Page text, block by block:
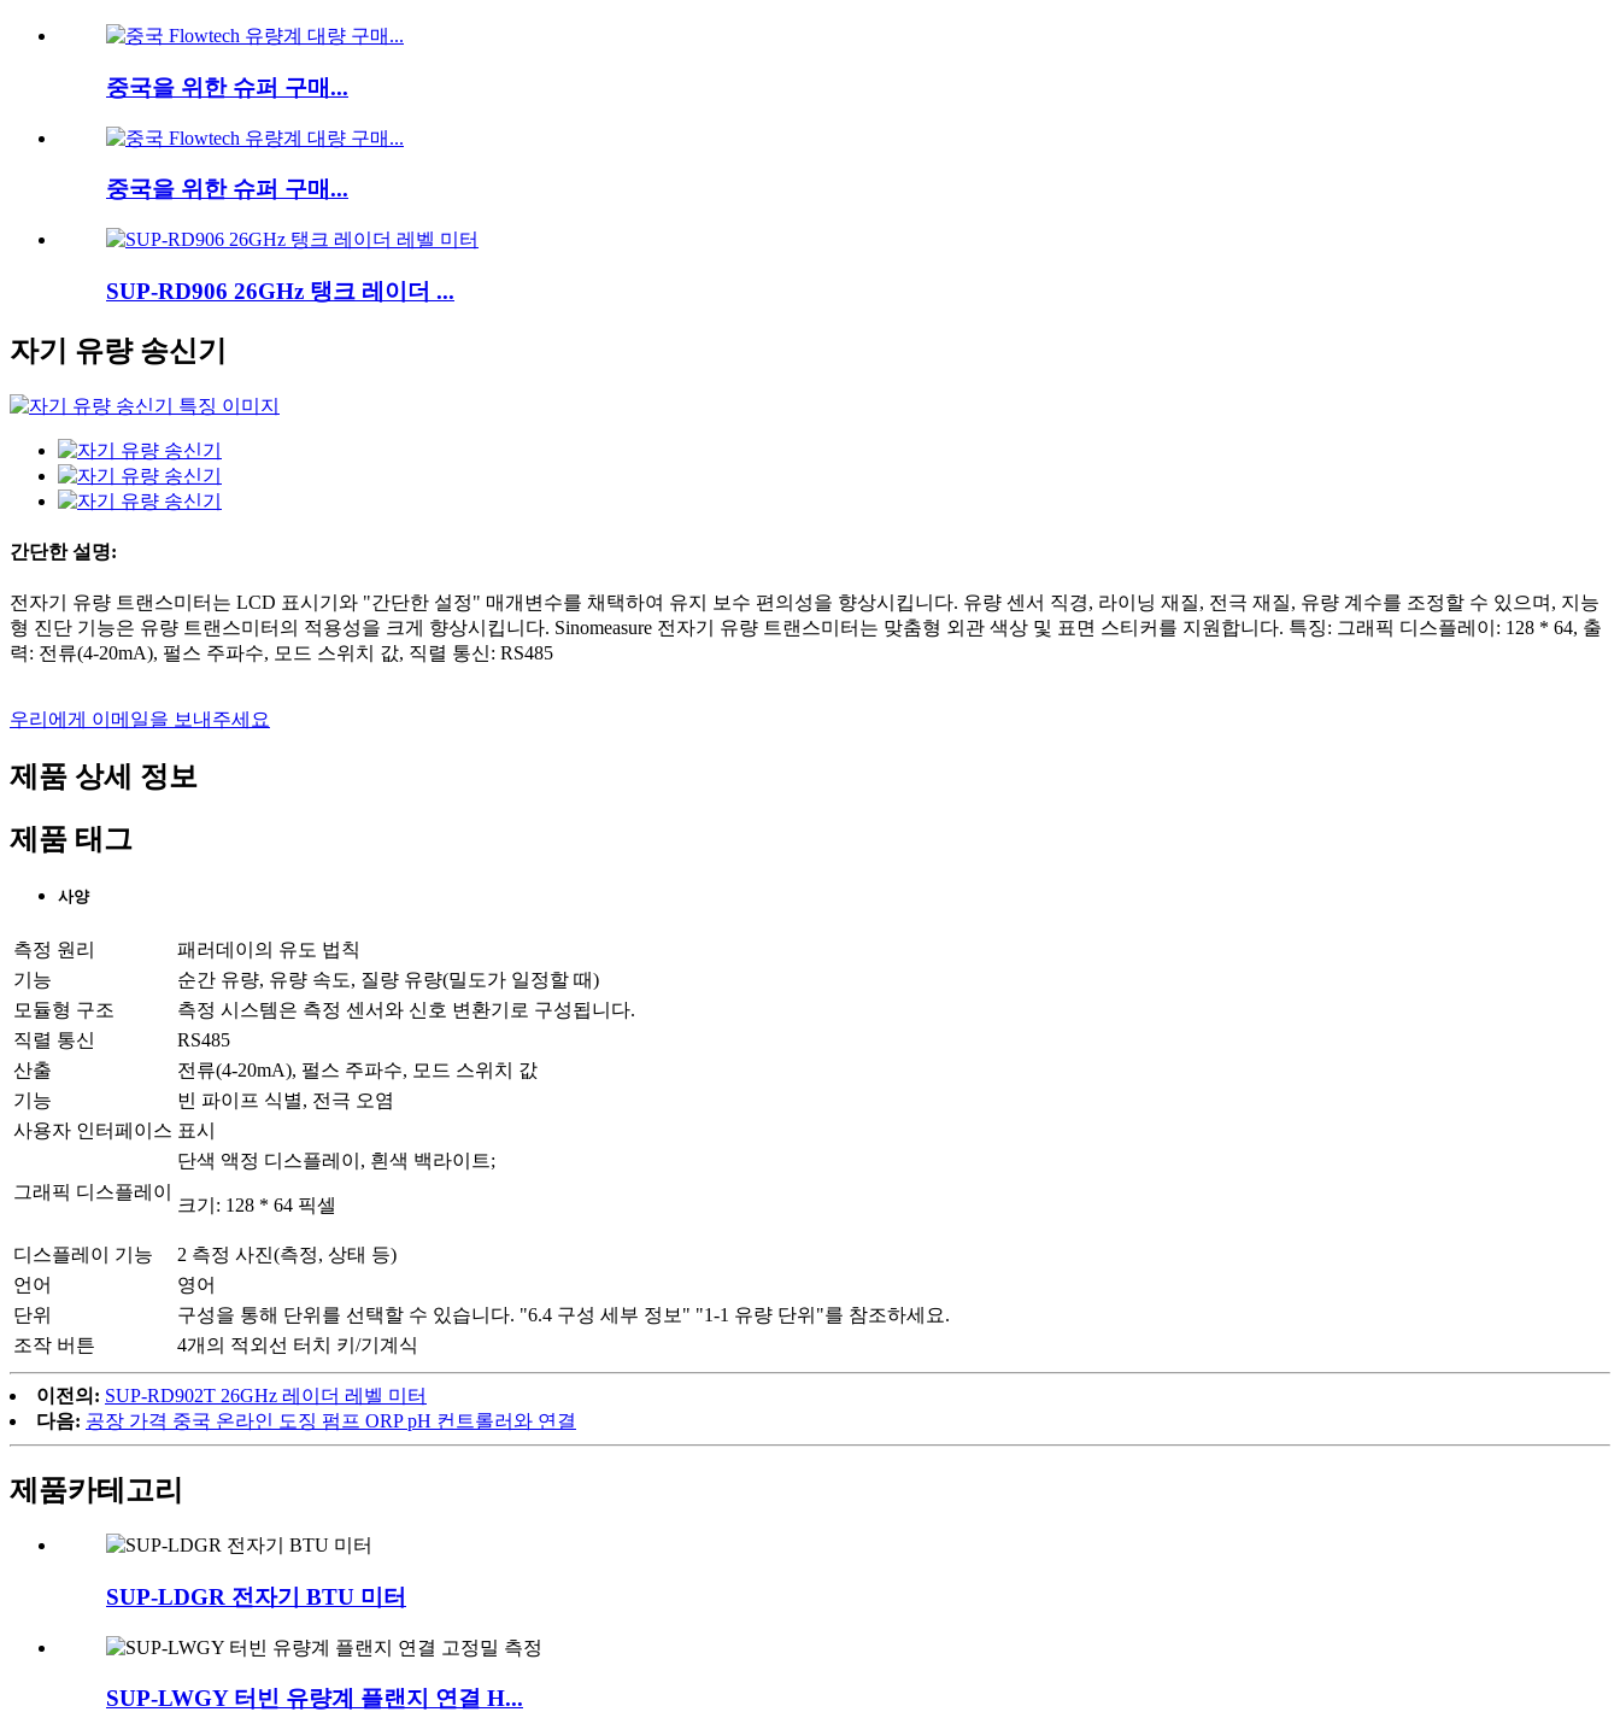
중국을 위한 슈퍼 구매...
중국을 위한 슈퍼 구매...
SUP-RD906 26GHz 탱크 레이더 ...
자기 유량 송신기
간단한 설명:
전자기 유량 트랜스미터는 LCD 표시기와 "간단한 설정" 매개변수를 채택하여 유지 보수 편의성을 향상시킵니다. 유량 센서 직경, 라이닝 재질, 전극 재질, 유량 계수를 조정할 수 있으며, 지능
형 진단 기능은 유량 트랜스미터의 적용성을 크게 향상시킵니다. Sinomeasure 전자기 유량 트랜스미터는 맞춤형 외관 색상 및 표면 스티커를 지원합니다. 특징: 그래픽 디스플레이: 128 * 64, 출
력: 전류(4-20mA), 펄스 주파수, 모드 스위치 값, 직렬 통신: RS485
우리에게 이메일을 보내주세요
제품 상세 정보
제품 태그
사양
측정 원리
패러데이의 유도 법칙
기능
순간 유량, 유량 속도, 질량 유량(밀도가 일정할 때)
모듈형 구조
측정 시스템은 측정 센서와 신호 변환기로 구성됩니다.
직렬 통신
RS485
산출
전류(4-20mA), 펄스 주파수, 모드 스위치 값
기능
빈 파이프 식별, 전극 오염
사용자 인터페이스 표시
그래픽 디스플레이
단색 액정 디스플레이, 흰색 백라이트;
크기: 128 * 64 픽셀
디스플레이 기능
2 측정 사진(측정, 상태 등)
언어
영어
단위
구성을 통해 단위를 선택할 수 있습니다. "6.4 구성 세부 정보" "1-1 유량 단위"를 참조하세요.
조작 버튼
4개의 적외선 터치 키/기계식
이전의: SUP-RD902T 26GHz 레이더 레벨 미터
다음: 공장 가격 중국 온라인 도징 펌프 ORP pH 컨트롤러와 연결
제품카테고리
SUP-LDGR 전자기 BTU 미터
SUP-LWGY 터빈 유량계 플랜지 연결 H...